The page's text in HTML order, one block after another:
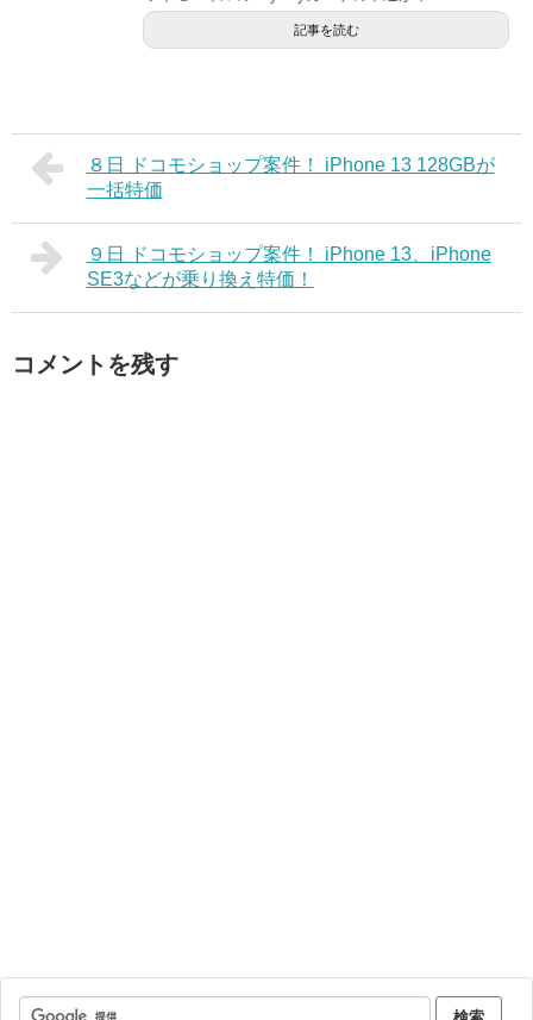
記事を読む
８日 ドコモショップ案件！ iPhone 13 128GBが
一括特価
９日 ドコモショップ案件！ iPhone 13、iPhone
SE3などが乗り換え特価！
コメントを残す